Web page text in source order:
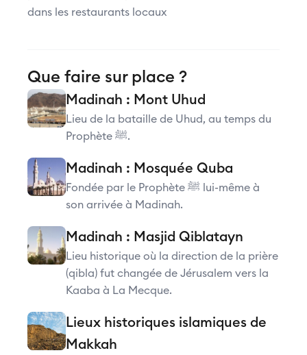
dans les restaurants locaux
Que faire sur place ?
Madinah : Mont Uhud
Lieu de la bataille de Uhud, au temps du
Prophète ﷺ.
Madinah : Mosquée Quba
Fondée par le Prophète ﷺ lui-même à
son arrivée à Madinah.
Madinah : Masjid Qiblatayn
Lieu historique où la direction de la prière
(qibla) fut changée de Jérusalem vers la
Kaaba à La Mecque.
Lieux historiques islamiques de
Makkah